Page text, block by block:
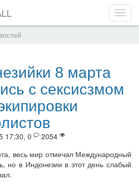
8 марта
с сексисзмом
17:30, 0
2054
весь мир отмечал Международный
но в Индонезии в этот день слабый